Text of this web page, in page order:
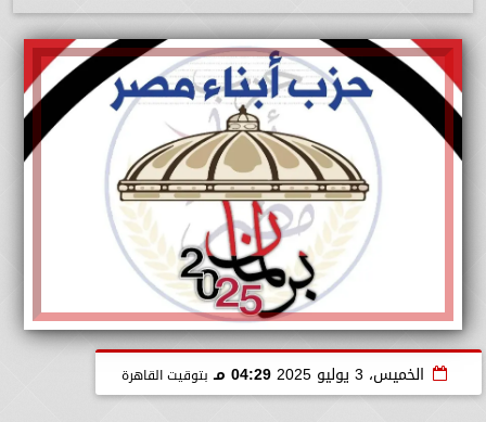
الخميس، 3 يوليو 2025 04:29 مـ بتوقيت القاهرة